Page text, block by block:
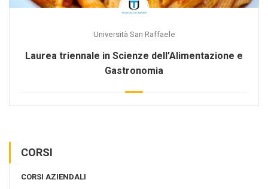
Università San Raffaele
Laurea triennale in Scienze dell’Alimentazione e
Gastronomia
CORSI
CORSI AZIENDALI